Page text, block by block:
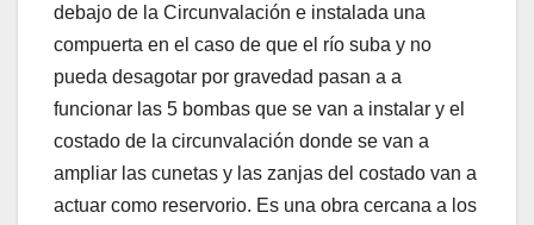
debajo de la Circunvalación e instalada una
compuerta en el caso de que el río suba y no
pueda desagotar por gravedad pasan a a
funcionar las 5 bombas que se van a instalar y el
costado de la circunvalación donde se van a
ampliar las cunetas y las zanjas del costado van a
actuar como reservorio. Es una obra cercana a los